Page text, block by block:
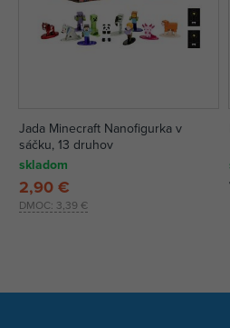
Jada Minecraft Nanofigurka v
sáčku, 13 druhov
skladom
DMOC: 3,39 €
2,90 €